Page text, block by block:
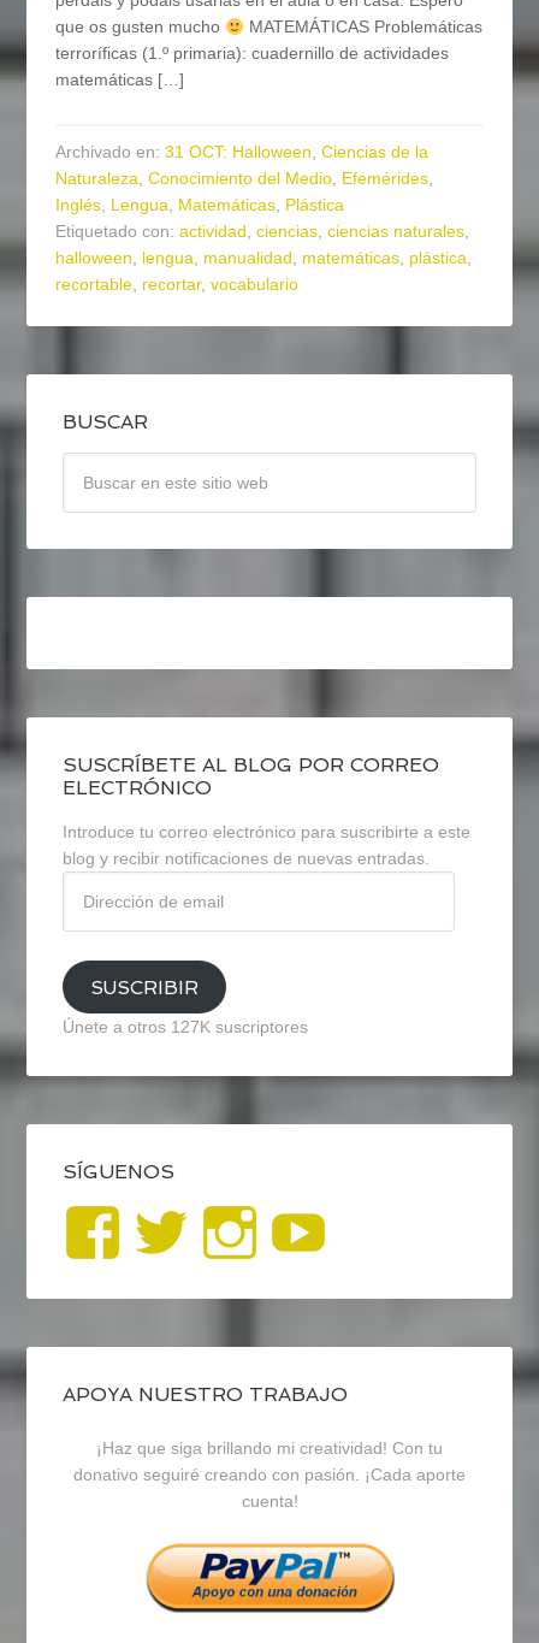
que os gusten mucho
MATEMÁTICAS Problemáticas
terroríficas (1.º primaria): cuadernillo de actividades
matemáticas […]
Archivado en:31 OCT: Halloween,Ciencias de la
Naturaleza,Conocimiento del Medio, Efemérides,
Inglés, Lengua, Matemáticas, Plástica
Etiquetado con:actividad,ciencias,ciencias naturales,
halloween, lengua, manualidad, matemáticas, plástica,
recortable, recortar,vocabulario
BUSCAR
SUSCRÍBETE AL BLOG POR CORREO
ELECTRÓNICO
Introduce tu correo electrónico para suscribirte a este
blog y recibir notificaciones de nuevas entradas.
email
SUSCRIBIR
Únete a otros 127K suscriptores
SÍGUENOS
Ver
perfil
de
blogrecursosep
en
Facebook
Ver
perfil
de
recursosep
en
Twitter
Ver
perfil
de
recursosep
en
Instagram
APOYA NUESTRO TRABAJO
¡Haz que siga brillando mi creatividad! Con tu
donativo seguiré creando con pasión. ¡Cada aporte
cuenta!